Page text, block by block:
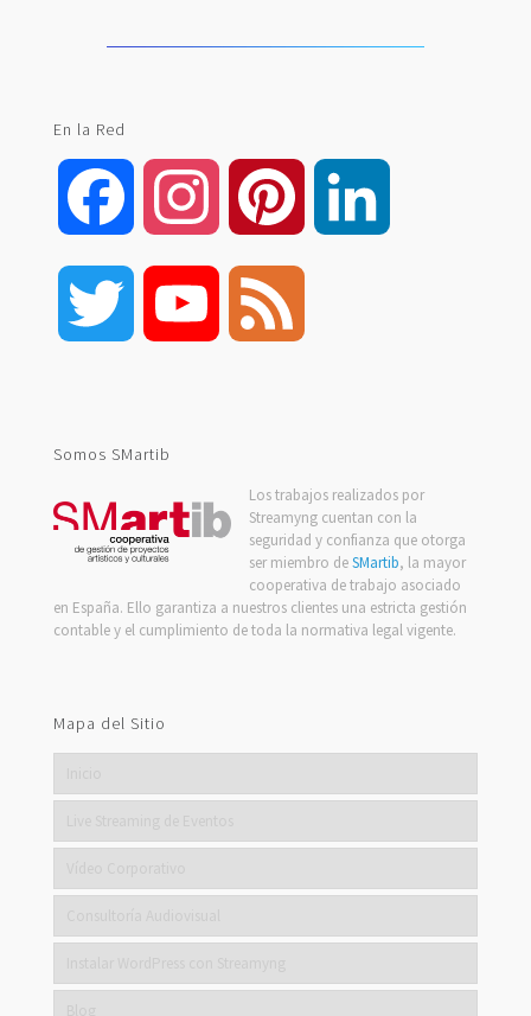
En la Red
Facebook Instagram Pinterest
Twitter YouTube
Somos SMartib
Los trabajos realizados por
Streamyng cuentan con la
seguridad y confianza que otorga
ser miembro deSMartib, la mayor
cooperativa de trabajo asociado
en España. Ello garantiza a nuestros clientes una estricta gestión
contable y el cumplimiento de toda la normativa legal vigente.
Mapa del Sitio